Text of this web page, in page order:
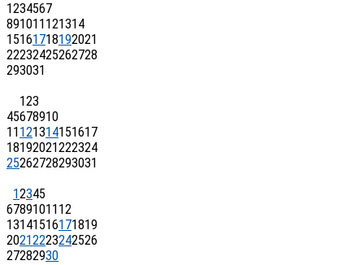
1234567
891011 121314
15161718192021
22232425262728
293031
123
45678910
11 121314151617
18192021222324
25262728293031
12345
67891011 12
13141516171819
20212223242526
27282930